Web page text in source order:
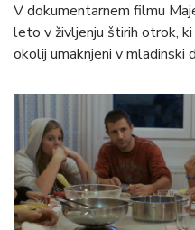
V dokumentarnem filmu
leto v življenju štirih otrok,
okolij umaknjeni v mladinski